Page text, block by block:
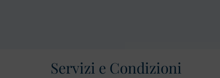
Servizi e Condizioni